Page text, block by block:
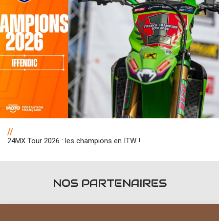
//
24MX Tour 2026 : les champions en ITW !
NOS PARTENAIRES